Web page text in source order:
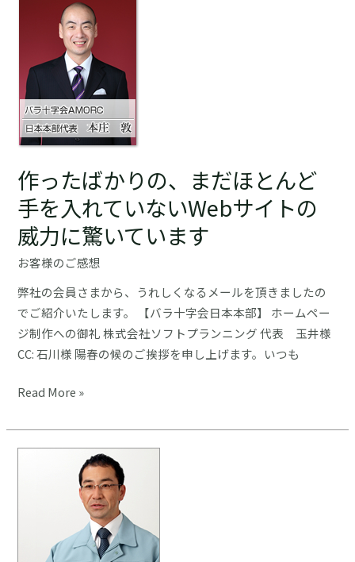
院
な
ご
み
や
様
事
例
上
に。
そ
の
力
に
驚
い
て
ま
す
｜
バ
ラ
字
会
作ったばかりの、まだほとんど
手を入れていないWebサイトの
威力に驚いています
お客様のご感想
弊社の会員さまから、うれしくなるメールを頂きましたの
でご紹介いたします。 【バラ十字会日本本部】 ホームペー
ジ制作への御礼 株式会社ソフトプランニング 代表 玉井様
CC: 石川様 陽春の候のご挨拶を申し上げます。いつも
作
た
ば
Read More »